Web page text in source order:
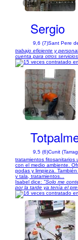
1/4
Sergio
9,6 (7)Sant Pere
trabajo eficiente y
cuenta para otros
1/9
9,5 (6)Cunit
tratamientos fitosanitarios
con el medio ambiente.
podas y limpieza.
y tala, tratamientos...
Isabel dice: "Solo me
por la tarde ya tenía el